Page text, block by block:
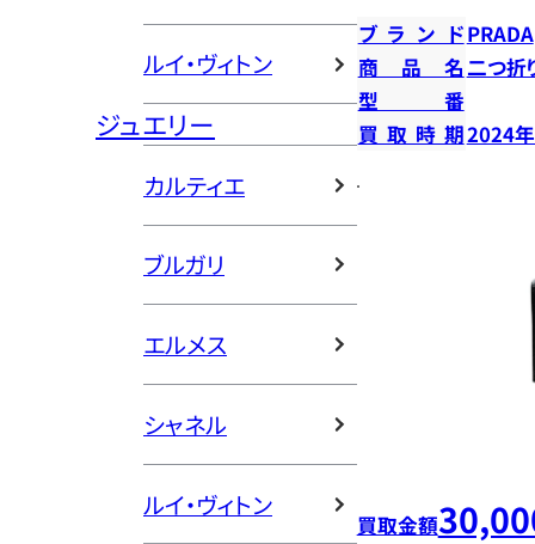
ルイ・ヴィトン
ジュエリー
カルティエ
ブルガリ
エルメス
シャネル
ルイ・ヴィトン
ブランドPRADA
商品名二つ折
型番
買取時期2024
買取金額